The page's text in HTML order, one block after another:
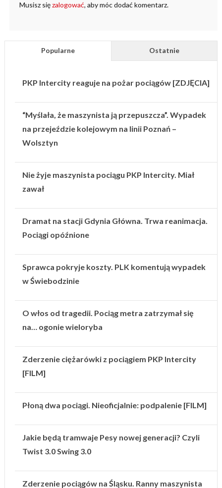
Musisz sięzalogować, aby móc dodać komentarz.
Popularne Ostatnie
PKP Intercity reaguje na pożar pociągów [ZDJĘCIA]
“Myślała, że maszynista ją przepuszcza”. Wypadek
na przejeździe kolejowym na linii Poznań –
Wolsztyn
Nie żyje maszynista pociągu PKP Intercity. Miał
zawał
Dramat na stacji Gdynia Główna. Trwa reanimacja.
Pociągi opóźnione
Sprawca pokryje koszty. PLK komentują wypadek
w Świebodzinie
O włos od tragedii. Pociąg metra zatrzymał się
na… ogonie wieloryba
Zderzenie ciężarówki z pociągiem PKP Intercity
[FILM]
Płoną dwa pociągi. Nieoficjalnie: podpalenie [FILM]
Jakie będą tramwaje Pesy nowej generacji? Czyli
Twist 3.0 Swing 3.0
Zderzenie pociągów na Śląsku. Ranny maszynista